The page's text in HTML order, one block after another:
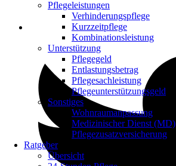
Pflegeleistungen
Verhinderungspflege
Kurzzeitpflege
Kombinationsleistung
Unterstützung
Pflegegeld
Entlastungsbetrag
Pflegesachleistung
Pflegeunterstützungsgeld
Sonstiges
Wohnraumanpassung
Medizinischer Dienst (MD)
Pflegezusatzversicherung
Ratgeber
Übersicht